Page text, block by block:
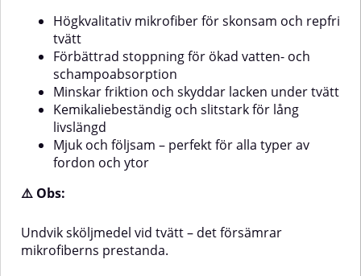
långlivad⚠️ Obs:Använd inte
prestanda.💡 Tips:Använd
sköljhink) för att ytterligare
minimera risken för repor och
förlänga svampens livslängd.
Högkvalitativ mikrofiber för skonsam och repfri
tvätt
Förbättrad stoppning för ökad vatten- och
schampoabsorption
Minskar friktion och skyddar lacken under tvätt
Kemikaliebeständig och slitstark för lång
livslängd
Mjuk och följsam – perfekt för alla typer av
fordon och ytor
⚠️ Obs:
Undvik sköljmedel vid tvätt – det försämrar
mikrofiberns prestanda.